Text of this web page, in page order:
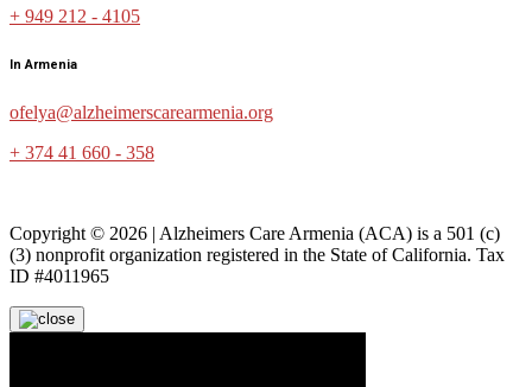
+ 949 212 - 4105
In Armenia
ofelya@alzheimerscarearmenia.org
+ 374 41 660 - 358
Copyright © 2026 | Alzheimers Care Armenia (ACA) is a 501 (c)
(3) nonprofit organization registered in the State of California. Tax
ID #4011965